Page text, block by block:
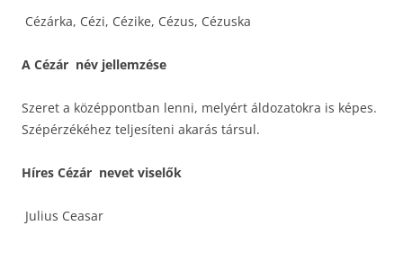
Cézárka, Cézi, Cézike, Cézus, Cézuska
A Cézár név jellemzése
Szeret a középpontban lenni, melyért áldozatokra is képes.
Szépérzékéhez teljesíteni akarás társul.
Híres Cézár nevet viselők
Julius Ceasar